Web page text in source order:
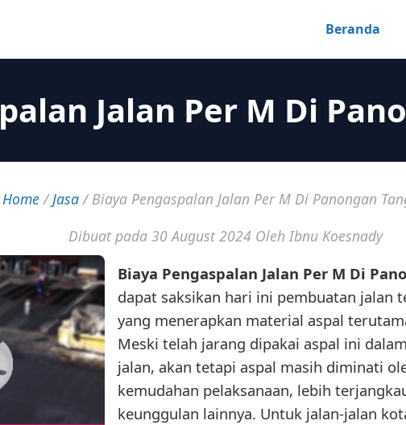
Beranda
Jalan Per M Di
Home/Jasa/Biaya Pengaspalan Jalan Per M Di Panongan
Dibuat pada 30 August 2024 Oleh Ibnu Koesnady
Biaya Pengaspalan Jalan Per M Di
dapat saksikan hari ini pembuatan jalan
yang menerapkan material aspal
Meski telah jarang dipakai aspal ini
jalan, akan tetapi aspal masih diminati
kemudahan pelaksanaan, lebih
keunggulan lainnya. Untuk jalan-jalan